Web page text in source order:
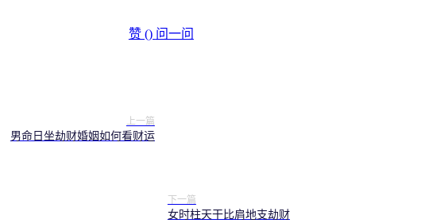
赞 () 问一问
上一篇
男命日坐劫财婚姻如何看财运
下一篇
女时柱天干比肩地支劫财